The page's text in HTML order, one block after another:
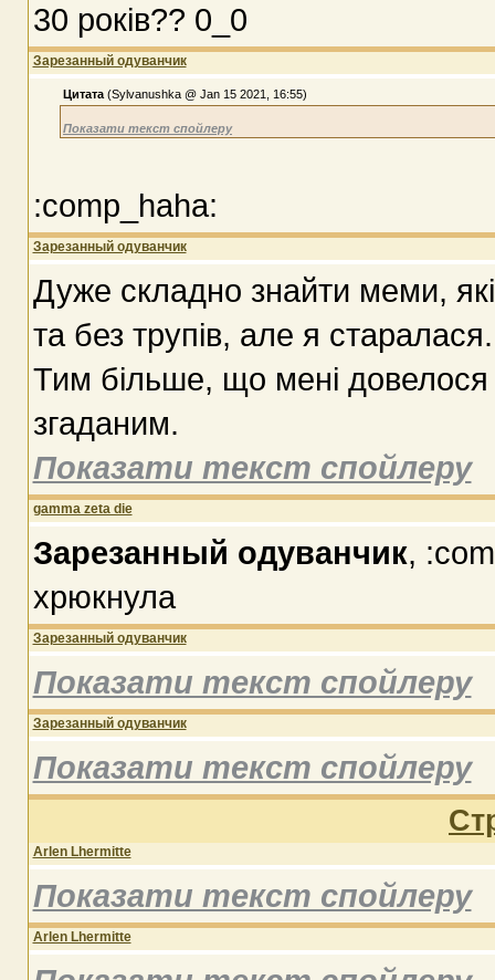
30 років?? 0_0
Зарезанный одуванчик
Цитата (Sylvanushka @ Jan 15 2021, 16:55)
Показати текст спойлеру
:comp_haha:
Зарезанный одуванчик
Дуже складно знайти меми,
та без трупів, але я старалася.
Тим більше, що мені
згаданим.
Показати текст спойлеру
gamma zeta die
Зарезанный одуванчик,
хрюкнула
Зарезанный одуванчик
Показати текст спойлеру
Зарезанный одуванчик
Показати текст спойлеру
Arlen Lhermitte
Показати текст спойлеру
Arlen Lhermitte